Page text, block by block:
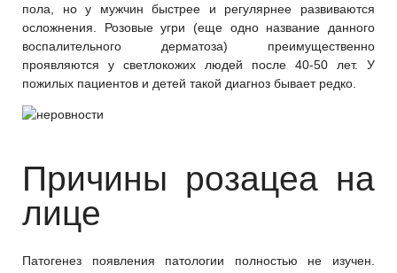
пола, но у мужчин быстрее и регулярнее развиваются
осложнения. Розовые угри (еще одно название данного
воспалительного дерматоза) преимущественно
проявляются у светлокожих людей после 40-50 лет. У
пожилых пациентов и детей такой диагноз бывает редко.
Причины розацеа на
лице
Патогенез появления патологии полностью не изучен.